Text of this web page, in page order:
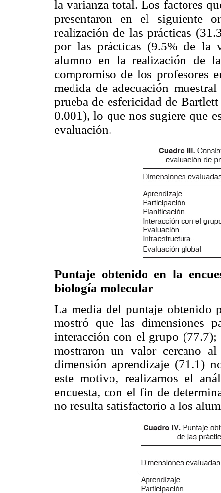
la varianza total. Los factores
presentaron en el siguiente
realización de las prácticas
por las prácticas (9.5% de la
alumno en la realización de
compromiso de los profesores
medida de adecuación
prueba de esfericidad de
0.001), lo que nos sugiere que
evaluación.
Puntaje obtenido en la
biología molecular
La media del puntaje obtenido
mostró que las dimensiones
interacción con el grupo
mostraron un valor cercano
dimensión aprendizaje (71.1)
este motivo, realizamos el
encuesta, con el fin de
no resulta satisfactorio a los